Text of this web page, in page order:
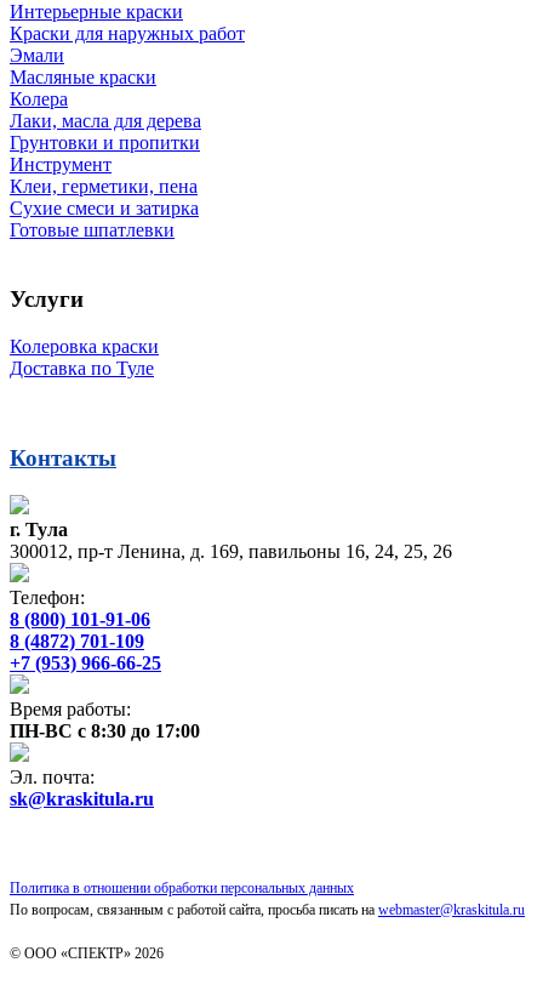
Интерьерные краски
Краски для наружных работ
Эмали
Масляные краски
Колера
Лаки, масла для дерева
Грунтовки и пропитки
Инструмент
Клеи, герметики, пена
Сухие смеси и затирка
Готовые шпатлевки
Услуги
Колеровка краски
Доставка по Туле
Контакты
г. Тула
300012, пр-т Ленина, д. 169, павильоны 16, 24, 25, 26
Телефон:
8 (800) 101-91-06
8 (4872) 701-109
+7 (953) 966-66-25
Время работы:
ПН-ВС с 8:30 до 17:00
Эл. почта:
sk@kraskitula.ru
Политика в отношении обработки персональных данных
По вопросам, связанным с работой сайта, просьба писать на webmaster@kraskitula.ru
© ООО «СПЕКТР» 2026